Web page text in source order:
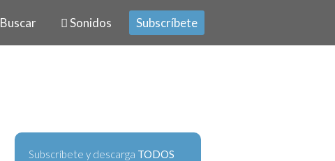
Buscar Sonidos Subscríbete
Subscríbete y descarga TODOS